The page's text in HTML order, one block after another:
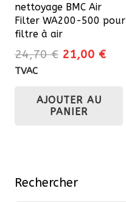
nettoyage BMC Air
Filter WA200-500 pour
filtre à air
24,70€ Le
était :
24,70 €.
21,00 €Le
TVAC
AJOUTER AU
PANIER
Rechercher